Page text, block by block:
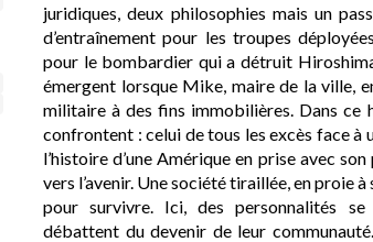
juridiques, deux philosophies mais un
d’entraînement pour les troupes
pour le bombardier qui a détruit
émergent lorsque Mike, maire de la ville,
militaire à des fins immobilières. Dans ce
confrontent : celui de tous les excès face
l’histoire d’une Amérique en prise avec
vers l’avenir. Une société tiraillée, en proie
pour survivre. Ici, des personnalités
débattent du devenir de leur